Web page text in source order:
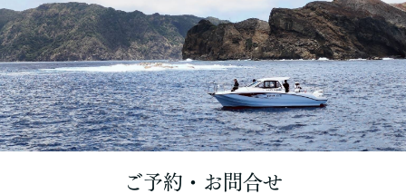
ご予約・お問合せ